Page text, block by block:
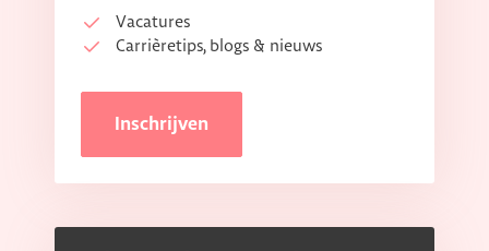
Vacatures
Carrièretips, blogs & nieuws
Inschrijven